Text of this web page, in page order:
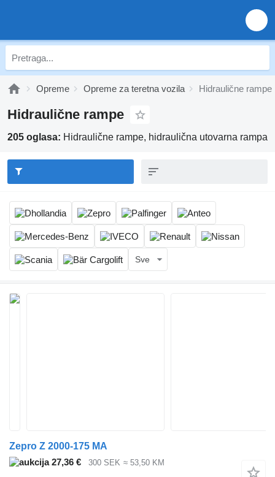
Opreme Оpremе za teretna vozila Hidraulične rampe
Hidraulične rampe
205 oglasa: Hidraulične rampe, hidraulična utovarna rampa
Sve
Zepro Z 2000-175 MA
27,36 €
300 SEK ≈ 53,50 KM